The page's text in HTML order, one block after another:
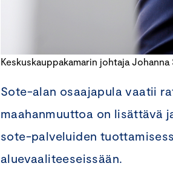
Keskuskauppakamarin johtaja Johanna
Sote-alan osaajapula vaatii
maahanmuuttoa on lisättävä
sote-palveluiden
aluevaaliteeseissään.